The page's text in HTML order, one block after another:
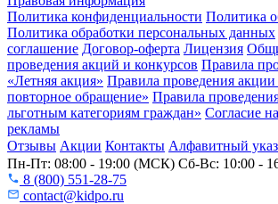
Политика конфиденциальности Политика
Политика обработки персональных данных
соглашение Договор-оферта Лицензия
проведения акций и конкурсов Правила
«Летняя акция» Правила проведения акции
повторное обращение» Правила
льготным категориям граждан» Согласие
рекламы
Отзывы Акции Контакты Алфавитный
Пн-Пт: 08:00 - 19:00 (МСК) Сб-Вс: 10:00 -
8 (800) 551-28-75
contact@kidpo.ru